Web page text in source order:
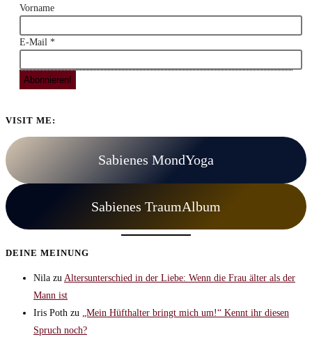
Vorname
E-Mail *
VISIT ME:
Sabienes MondYoga
Sabienes TraumAlbum
DEINE MEINUNG
Nila zu Altersunterschied in der Liebe: Wenn die Frau älter als der
Mann ist
Iris Poth zu
„Mein Hüfthalter bringt mich um!“ Kennt ihr diesen
Spruch noch?